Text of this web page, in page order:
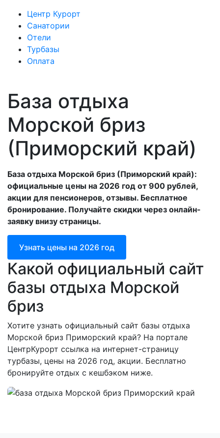
Центр Курорт
Санатории
Отели
Турбазы
Оплата
База отдыха
Морской бриз
(Приморский край)
База отдыха Морской бриз (Приморский край):
официальные цены на 2026 год от 900 рублей,
акции для пенсионеров, отзывы. Бесплатное
бронирование. Получайте скидки через онлайн-
заявку внизу страницы.
Узнать цены на 2026 год
Какой официальный сайт
базы отдыха Морской
бриз
Хотите узнать официальный сайт базы отдыха
Морской бриз Приморский край? На портале
ЦентрКурорт ссылка на интернет-страницу
турбазы, цены на 2026 год, акции. Бесплатно
бронируйте отдых с кешбэком ниже.